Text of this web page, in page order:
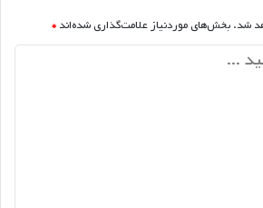
شد. بخش‌های موردنیاز علامت‌گذاری شده‌اند *